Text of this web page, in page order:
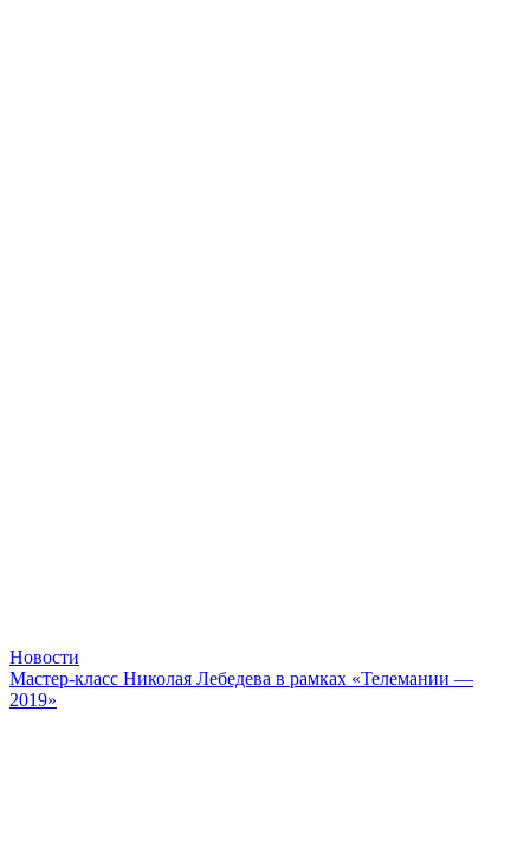
Новости
Мастер-класс Николая Лебедева в рамках «Телемании —
2019»